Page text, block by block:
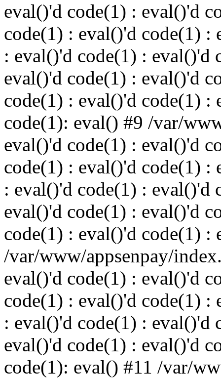
eval()'d code(1) : eval()'d
code(1) : eval()'d code(1) :
: eval()'d code(1) : eval()'d
eval()'d code(1) : eval()'d
code(1) : eval()'d code(1) :
code(1): eval() #9 /var/
eval()'d code(1) : eval()'d
code(1) : eval()'d code(1) :
: eval()'d code(1) : eval()'d
eval()'d code(1) : eval()'d
code(1) : eval()'d code(1) :
/var/www/appsenpay/
eval()'d code(1) : eval()'d
code(1) : eval()'d code(1) :
: eval()'d code(1) : eval()'d
eval()'d code(1) : eval()'d
code(1): eval() #11 /var/